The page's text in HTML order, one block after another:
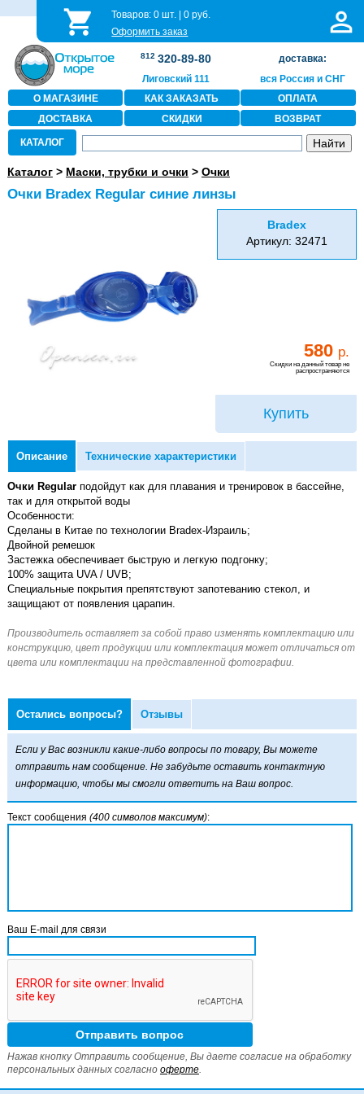
Товаров:0 шт. |0 руб.
Оформить заказ
812 320-89-80
Лиговский 111
доставка:
вся Россия и СНГ
О МАГАЗИНЕ
КАК ЗАКАЗАТЬ
ОПЛАТА
ДОСТАВКА
СКИДКИ ВОЗВРАТ
КАТАЛОГ
Каталог> Маски, трубки и очки > Очки
Очки Bradex Regular синие линзы
Bradex
Артикул: 32471
580 р.
Скидки на данный товар не
распространяются
Купить
Описание Технические характеристики
Очки Regularподойдут как для плавания и тренировок в бассейне,
так и для открытой воды
Особенности:
Сделаны в Китае по технологии Bradex-Израиль;
Двойной ремешок
Застежка обеспечивает быструю и легкую подгонку;
100% защита UVA / UVB;
Специальные покрытия препятствуют запотеванию стекол, и
защищают от появления царапин.
Остались вопросы? Отзывы
Если у Вас возникли какие-либо вопросы по товару, Вы можете
отправить нам сообщение. Не забудьте оставить контактную
информацию, чтобы мы смогли ответить на Ваш вопрос.
Текст сообщения (400 символов максимум):
Ваш E-mail для связи
Нажав кнопку Отправить сообщение, Вы даете согласие на обработку
персональных данных согласно оферте.